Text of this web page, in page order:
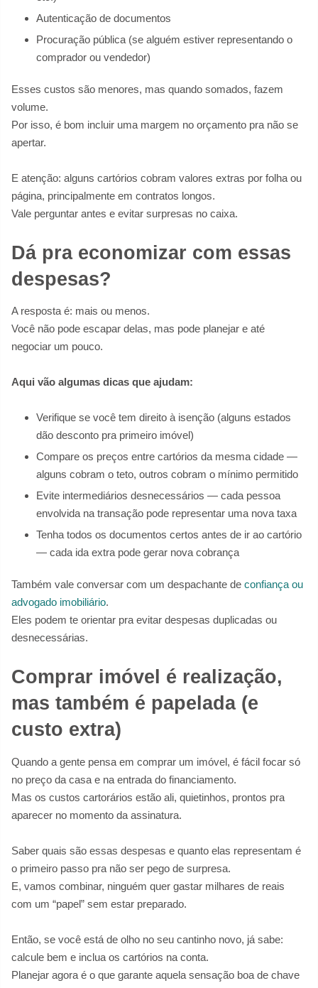
Autenticação de documentos
Procuração pública (se alguém estiver representando o
comprador ou vendedor)
Esses custos são menores, mas quando somados, fazem
volume.
Por isso, é bom incluir uma margem no orçamento pra não se
apertar.
E atenção: alguns cartórios cobram valores extras por folha ou
página, principalmente em contratos longos.
Vale perguntar antes e evitar surpresas no caixa.
Dá pra economizar com essas
despesas?
A resposta é: mais ou menos.
Você não pode escapar delas, mas pode planejar e até
negociar um pouco.
Aqui vão algumas dicas que ajudam:
Verifique se você tem direito à isenção (alguns estados
dão desconto pra primeiro imóvel)
Compare os preços entre cartórios da mesma cidade —
alguns cobram o teto, outros cobram o mínimo permitido
Evite intermediários desnecessários — cada pessoa
envolvida na transação pode representar uma nova taxa
Tenha todos os documentos certos antes de ir ao cartório
— cada ida extra pode gerar nova cobrança
Também vale conversar com um despachante de confiança ou
advogado imobiliário.
Eles podem te orientar pra evitar despesas duplicadas ou
desnecessárias.
Comprar imóvel é realização,
mas também é papelada (e
custo extra)
Quando a gente pensa em comprar um imóvel, é fácil focar só
no preço da casa e na entrada do financiamento.
Mas os custos cartorários estão ali, quietinhos, prontos pra
aparecer no momento da assinatura.
Saber quais são essas despesas e quanto elas representam é
o primeiro passo pra não ser pego de surpresa.
E, vamos combinar, ninguém quer gastar milhares de reais
com um “papel” sem estar preparado.
Então, se você está de olho no seu cantinho novo, já sabe:
calcule bem e inclua os cartórios na conta.
Planejar agora é o que garante aquela sensação boa de chave